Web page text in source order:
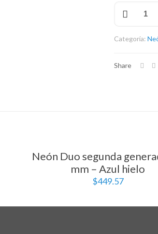
6
Verde
Categoría:
Share
Neón Duo segunda
mm – Azul hielo
$449.57